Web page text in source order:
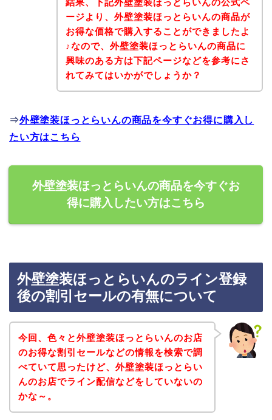
結果、下記外壁塗装ほっとらいんの公式ペ
ージより、外壁塗装ほっとらいんの商品が
お得な価格で購入することができましたよ
♪なので、外壁塗装ほっとらいんの商品に
興味のある方は下記ページなどを参考にさ
れてみてはいかがでしょうか？
⇒外壁塗装ほっとらいんの商品を今すぐお得に購入し
たい方はこちら
外壁塗装ほっとらいんの商品を今すぐお
得に購入したい方はこちら
外壁塗装ほっとらいんのライン登録
後の割引セールの有無について
今回、色々と外壁塗装ほっとらいんのお店
のお得な割引セールなどの情報を検索で調
べていて思ったけど、外壁塗装ほっとらい
んのお店でライン配信などをしていないの
かな～。